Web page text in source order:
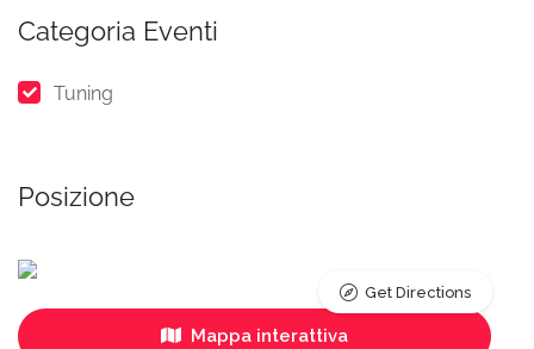
Categoria Eventi
Tuning
Posizione
Mappa interattiva
Get Directions